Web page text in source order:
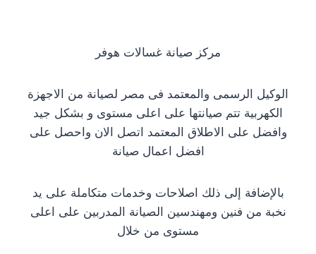
مركز صيانة غسالات هوفر
الوكيل الرسمى والمعتمد فى مصر لصيانة من الاجهزة
الكهربية تتم صيانتها على اعلى مستوى و بشكل جيد
وافضل على الاطلاق المعتمد اتصل الان واحصل على
افضل اعمال صيانة
بالإضافة إلى ذلك اصلاحات وخدمات متكاملة على يد
نخبة من فنين ومهندسين الصيانة المدربين على اعلى
مستوى من خلال